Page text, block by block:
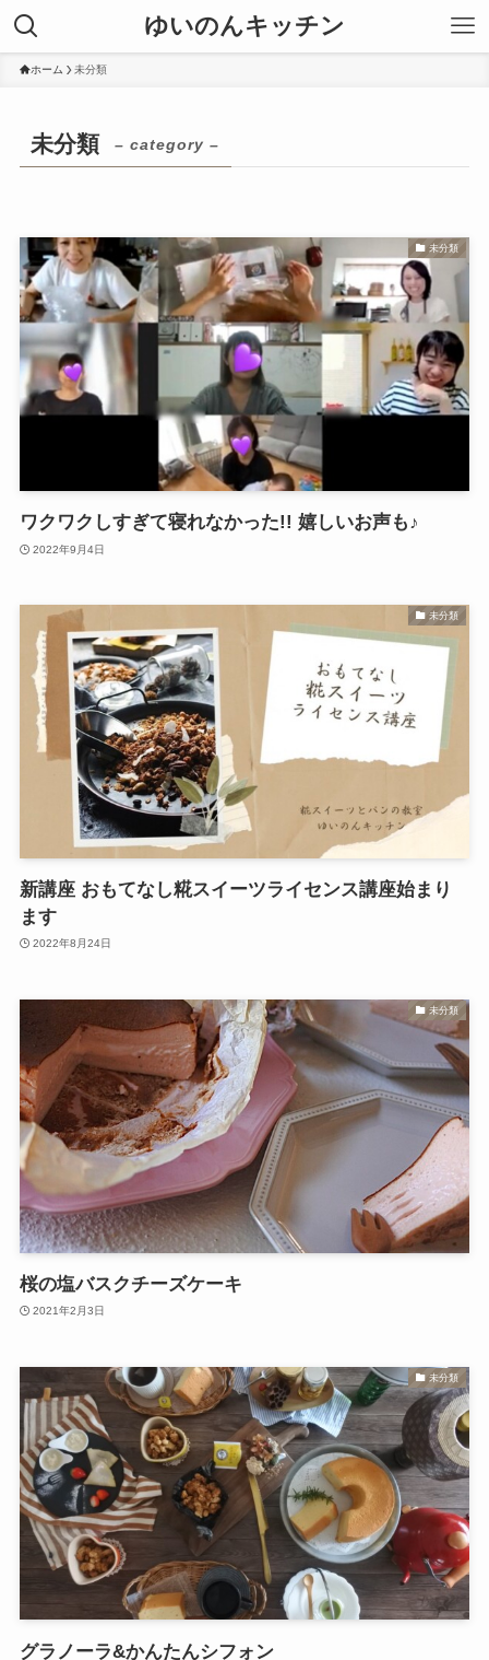
ゆいのんキッチン
ホーム 未分類
未分類 – category –
未分類
ワクワクしすぎて寝れなかった!! 嬉しいお声も♪
2022年9月4日
未分類
新講座 おもてなし糀スイーツライセンス講座始まり
ます
2022年8月24日
未分類
桜の塩バスクチーズケーキ
2021年2月3日
未分類
グラノーラ&かんたんシフォン